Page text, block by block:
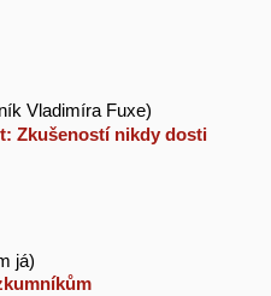
Vladimíra Fuxe)
Zkušeností nikdy dosti
já)